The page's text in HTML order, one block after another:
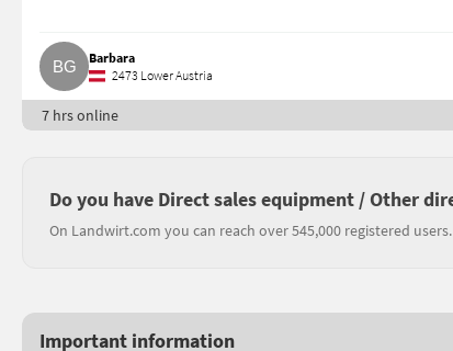
Barbara
2473 Lower Austria
7 hrs online
Do you have Direct sales equipment / Other
On Landwirt.com you can reach over 545,000 registered users.
Important information